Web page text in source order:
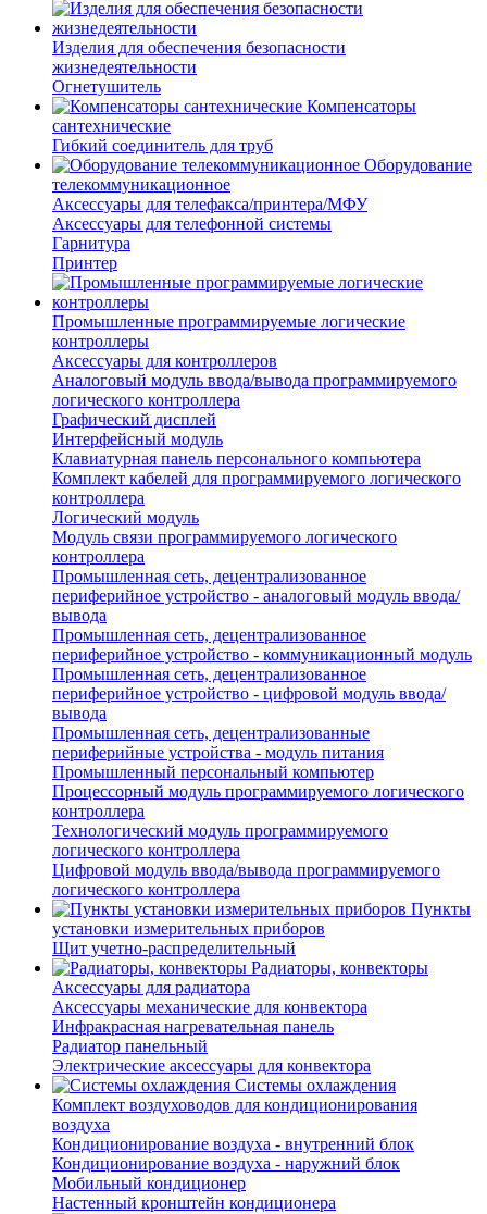
Изделия для обеспечения безопасности
жизнедеятельности
Огнетушитель
Компенсаторы
сантехнические
Гибкий соединитель для труб
Оборудование
телекоммуникационное
Аксессуары для телефакса/принтера/МФУ
Аксессуары для телефонной системы
Гарнитура
Принтер
Промышленные программируемые логические
контроллеры
Аксессуары для контроллеров
Аналоговый модуль ввода/вывода программируемого
логического контроллера
Графический дисплей
Интерфейсный модуль
Клавиатурная панель персонального компьютера
Комплект кабелей для программируемого логического
контроллера
Логический модуль
Модуль связи программируемого логического
контроллера
Промышленная сеть, децентрализованное
периферийное устройство - аналоговый модуль ввода/
вывода
Промышленная сеть, децентрализованное
периферийное устройство - коммуникационный модуль
Промышленная сеть, децентрализованное
периферийное устройство - цифровой модуль ввода/
вывода
Промышленная сеть, децентрализованные
периферийные устройства - модуль питания
Промышленный персональный компьютер
Процессорный модуль программируемого логического
контроллера
Технологический модуль программируемого
логического контроллера
Цифровой модуль ввода/вывода программируемого
логического контроллера
Пункты
установки измерительных приборов
Щит учетно-распределительный
Радиаторы, конвекторы
Аксессуары для радиатора
Аксессуары механические для конвектора
Инфракрасная нагревательная панель
Радиатор панельный
Электрические аксессуары для конвектора
Системы охлаждения
Комплект воздуховодов для кондиционирования
воздуха
Кондиционирование воздуха - внутренний блок
Кондиционирование воздуха - наружний блок
Мобильный кондиционер
Настенный кронштейн кондиционера